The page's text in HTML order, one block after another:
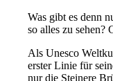
Was gibt es denn
so alles zu
Als Unesco
erster Linie für
nur die Steinere